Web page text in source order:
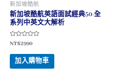
新加坡酷航
新加坡酷航英語面試經典50-全
系列中英文大解析
評
0
滿
分
5
NT$2990
加入購物車